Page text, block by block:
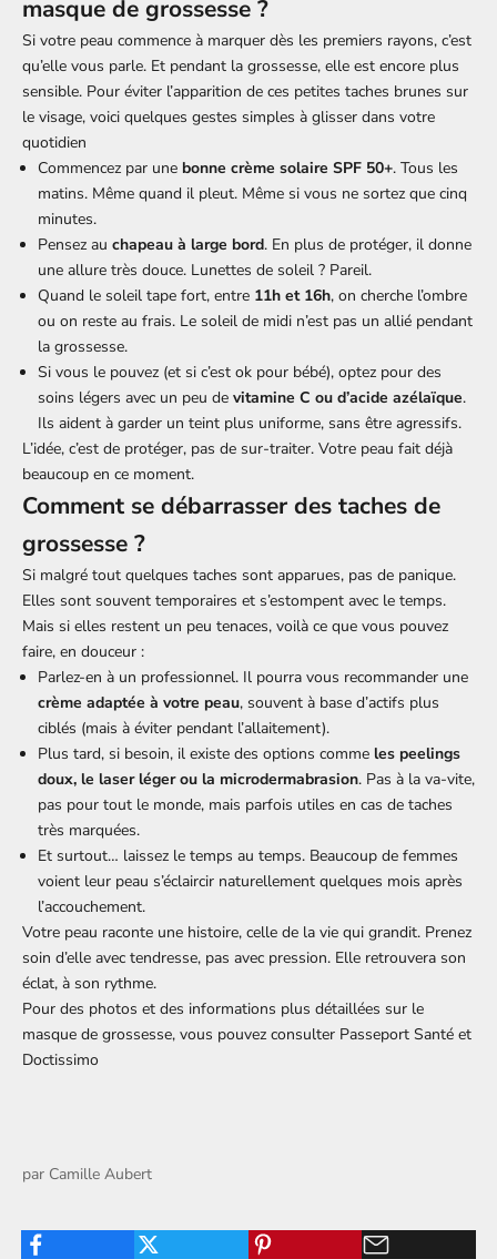
masque de grossesse ?
Si votre peau commence à marquer dès les premiers rayons, c’est
qu’elle vous parle. Et pendant la grossesse, elle est encore plus
sensible. Pour éviter l’apparition de ces petites taches brunes sur
le visage, voici quelques gestes simples à glisser dans votre
quotidien
Commencez par une bonne crème solaire SPF 50+. Tous les
matins. Même quand il pleut. Même si vous ne sortez que cinq
minutes.
Pensez au chapeau à large bord. En plus de protéger, il donne
une allure très douce. Lunettes de soleil ? Pareil.
Quand le soleil tape fort, entre 11h et 16h, on cherche l’ombre
ou on reste au frais. Le soleil de midi n’est pas un allié pendant
la grossesse.
Si vous le pouvez (et si c’est ok pour bébé), optez pour des
soins légers avec un peu de vitamine C ou d’acide azélaïque.
Ils aident à garder un teint plus uniforme, sans être agressifs.
L’idée, c’est de protéger, pas de sur-traiter. Votre peau fait déjà
beaucoup en ce moment.
Comment se débarrasser des taches de
grossesse ?
Si malgré tout quelques taches sont apparues, pas de panique.
Elles sont souvent temporaires et s’estompent avec le temps.
Mais si elles restent un peu tenaces, voilà ce que vous pouvez
faire, en douceur :
Parlez-en à un professionnel. Il pourra vous recommander une
crème adaptée à votre peau, souvent à base d’actifs plus
ciblés (mais à éviter pendant l’allaitement).
Plus tard, si besoin, il existe des options comme les peelings
doux, le laser léger ou la microdermabrasion. Pas à la va-vite,
pas pour tout le monde, mais parfois utiles en cas de taches
très marquées.
Et surtout… laissez le temps au temps. Beaucoup de femmes
voient leur peau s’éclaircir naturellement quelques mois après
l’accouchement.
Votre peau raconte une histoire, celle de la vie qui grandit. Prenez
soin d’elle avec tendresse, pas avec pression. Elle retrouvera son
éclat, à son rythme.
Pour des photos et des informations plus détaillées sur le
masque de grossesse, vous pouvez consulter Passeport Santé et
Doctissimo
par Camille Aubert